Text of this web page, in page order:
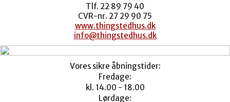
Tlf. 22 89 79 40
CVR-nr. 27 29 90 75
www.thingstedhus.dk
info@thingstedhus.dk
Vores sikre åbningstider:
Fredage:
kl. 14.00 - 18.00
Lørdage: